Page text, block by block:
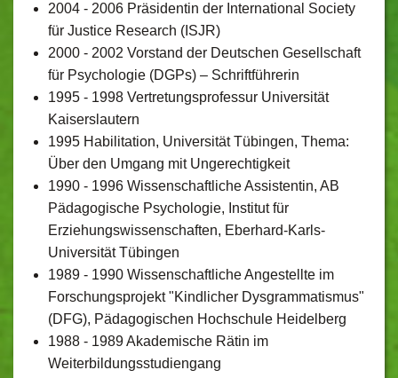
2004 - 2006 Präsidentin der International Society
für Justice Research (ISJR)
2000 - 2002 Vorstand der Deutschen Gesellschaft
für Psychologie (DGPs) – Schriftführerin
1995 - 1998 Vertretungsprofessur Universität
Kaiserslautern
1995 Habilitation, Universität Tübingen, Thema:
Über den Umgang mit Ungerechtigkeit
1990 - 1996 Wissenschaftliche Assistentin, AB
Pädagogische Psychologie, Institut für
Erziehungswissenschaften, Eberhard-Karls-
Universität Tübingen
1989 - 1990 Wissenschaftliche Angestellte im
Forschungsprojekt "Kindlicher Dysgrammatismus"
(DFG), Pädagogischen Hochschule Heidelberg
1988 - 1989 Akademische Rätin im
Weiterbildungsstudiengang